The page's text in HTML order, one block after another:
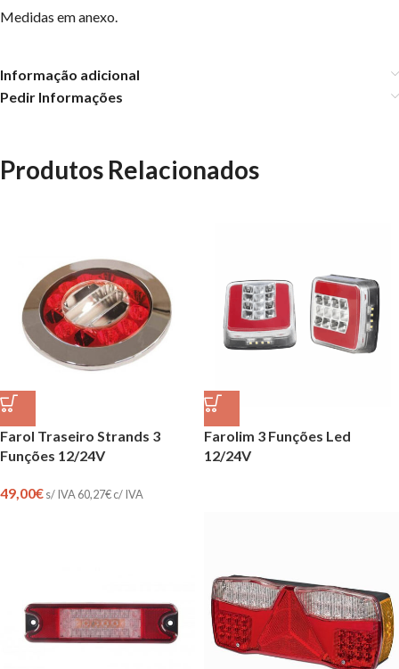
Medidas em anexo.
Informação adicional
Pedir Informações
Produtos Relacionados
Farol Traseiro Strands 3
Funções 12/24V
49,00€s/ IVA 60,27€c/ IVA
Farolim 3 Funções Led
12/24V